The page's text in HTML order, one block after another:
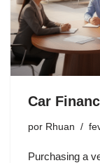
Car
por Rhuan
Purchasing a